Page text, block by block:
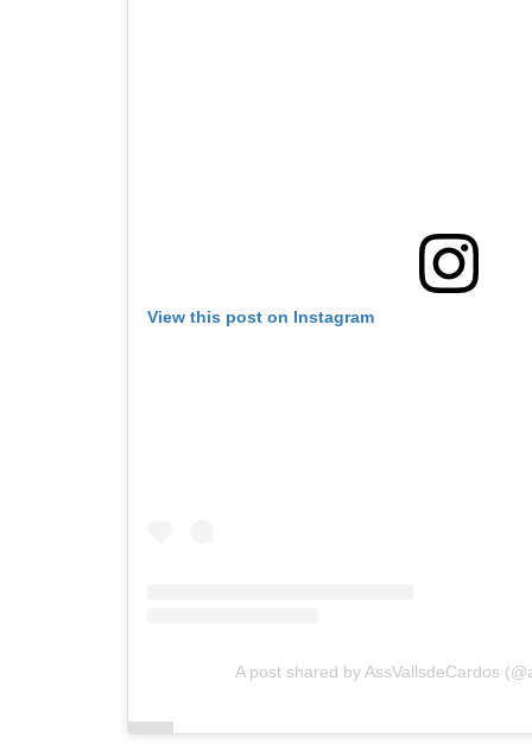
View this post on Instagram
A post shared by AssVallsdeCardos